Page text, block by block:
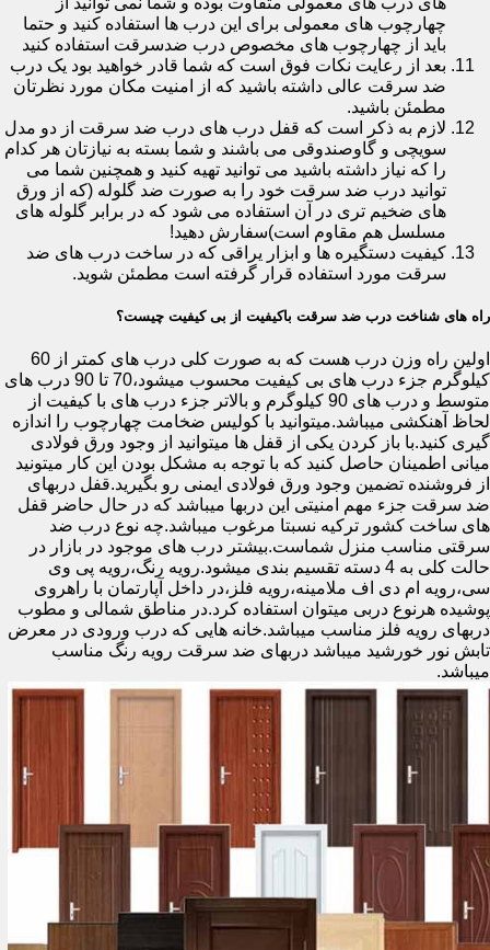
چهارچوب های معمولی برای این درب ها استفاده کنید و حتما
باید از چهارچوب های مخصوص درب ضدسرقت استفاده کنید
بعد از رعایت نکات فوق است که شما قادر خواهید بود یک درب
ضد سرقت عالی داشته باشید که از امنیت مکان مورد نظرتان
مطمئن باشید.
لازم به ذکر است که قفل درب های درب ضد سرقت از دو مدل
سویچی و گاوصندوقی می باشند و شما بسته به نیازتان هر کدام
را که نیاز داشته باشید می توانید تهیه کنید و همچنین شما می
توانید درب ضد سرقت خود را به صورت ضد گلوله (که از ورق
های ضخیم تری در آن استفاده می شود که در برابر گلوله های
مسلسل هم مقاوم است)سفارش دهید!
کیفیت دستگیره ها و ابزار یراقی که در ساخت درب های ضد
سرقت مورد استفاده قرار گرفته است مطمئن شوید.
راه های شناخت درب ضد سرقت باکیفیت از بی کیفیت چیست؟
اولین راه وزن درب هست که به صورت کلی درب های کمتر از 60
کیلوگرم جزء درب های بی کیفیت محسوب میشود،70 تا 90 درب های
متوسط و درب های 90 کیلوگرم و بالاتر جزء درب های با کیفیت از
لحاظ آهنکشی میباشد.میتوانید با کولیس ضخامت چهارچوب را اندازه
گیری کنید.با باز کردن یکی از قفل ها میتوانید از وجود ورق فولادی
میانی اطمینان حاصل کنید که با توجه به مشکل بودن این کار میتونید
از فروشنده تضمین وجود ورق فولادی ایمنی رو بگیرید.قفل دربهای
ضد سرقت جزء مهم امنیتی این دربها میباشد که در حال حاضر قفل
های ساخت کشور ترکیه نسبتا مرغوب میباشد.چه نوع درب ضد
سرقتی مناسب منزل شماست.بیشتر درب های موجود در بازار در
حالت کلی به 4 دسته تقسیم بندی میشود.رویه رنگ،رویه پی وی
سی،رویه ام دی اف ملامینه،رویه فلز،در داخل آپارتمان با راهروی
پوشیده هرنوع دربی میتوان استفاده کرد.در مناطق شمالی و مطوب
دربهای رویه فلز مناسب میباشد.خانه هایی که درب ورودی در معرض
تابش نور خورشید میباشد دربهای ضد سرقت رویه رنگ مناسب
میباشد.